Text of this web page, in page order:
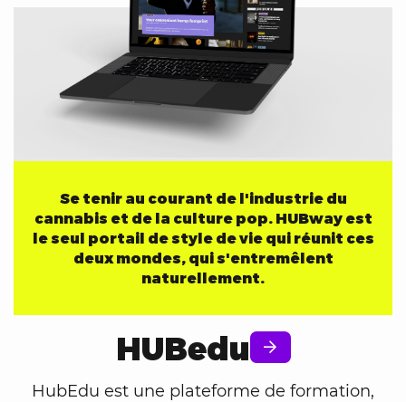
Se tenir au courant de l'industrie du
cannabis et de la culture pop. HUBway est
le seul portail de style de vie qui réunit ces
deux mondes, qui s'entremêlent
naturellement.
HUBedu
HubEdu est une plateforme de formation,